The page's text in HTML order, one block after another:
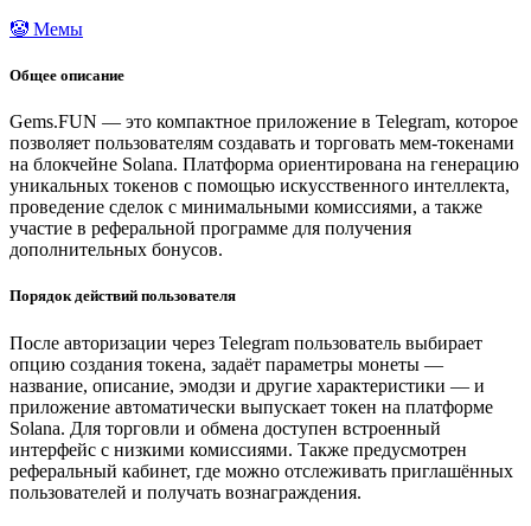
🤡 Мемы
Общее описание
Gems.FUN — это компактное приложение в Telegram, которое
позволяет пользователям создавать и торговать мем-токенами
на блокчейне Solana. Платформа ориентирована на генерацию
уникальных токенов с помощью искусственного интеллекта,
проведение сделок с минимальными комиссиями, а также
участие в реферальной программе для получения
дополнительных бонусов.
Порядок действий пользователя
После авторизации через Telegram пользователь выбирает
опцию создания токена, задаёт параметры монеты —
название, описание, эмодзи и другие характеристики — и
приложение автоматически выпускает токен на платформе
Solana. Для торговли и обмена доступен встроенный
интерфейс с низкими комиссиями. Также предусмотрен
реферальный кабинет, где можно отслеживать приглашённых
пользователей и получать вознаграждения.